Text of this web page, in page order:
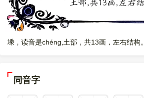
塖，读音是chéng,土部，共13画，左右结构。
同音字